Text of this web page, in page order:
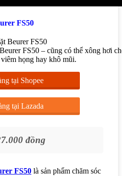
FS50
FS50 – cũng có thể xông hơi
họng hay khô mũi.
tại Shopee
tại Lazada
đồng
FS50 là sản phẩm chăm sóc